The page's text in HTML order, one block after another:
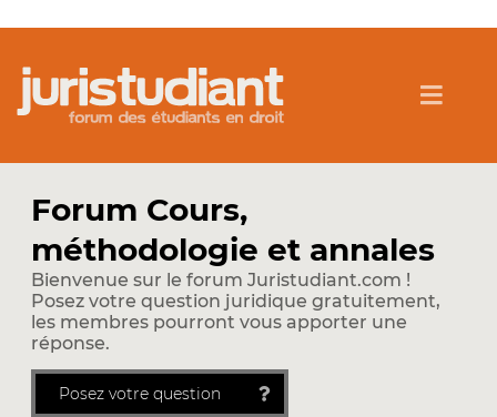
Forum Cours,
méthodologie et annales
Bienvenue sur le forum Juristudiant.com !
Posez votre question juridique gratuitement,
les membres pourront vous apporter une
réponse.
Posez votre question